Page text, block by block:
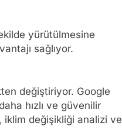
yürütülmesine
sağlıyor.
değiştiriyor. Google
hızlı ve güvenilir
iklim değişikliği analizi ve